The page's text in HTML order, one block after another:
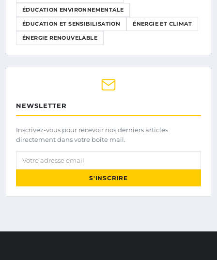
ÉDUCATION ENVIRONNEMENTALE
ÉDUCATION ET SENSIBILISATION ÉNERGIE ET CLIMAT
ÉNERGIE RENOUVELABLE
NEWSLETTER
Inscrivez-vous pour recevoir nos derniers articles
directement dans votre boîte mail.
Votre adresse email
S'INSCRIRE